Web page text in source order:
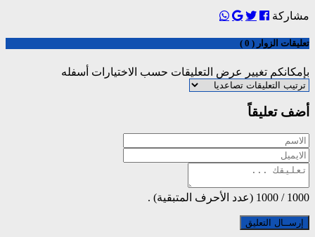
مشاركة
تعليقات الزوار ( 0 )
بإمكانكم تغيير عرض التعليقات حسب الاختيارات أسفله
أضف تعليقاً
1000
/
1000 (عدد الأحرف المتبقية) .